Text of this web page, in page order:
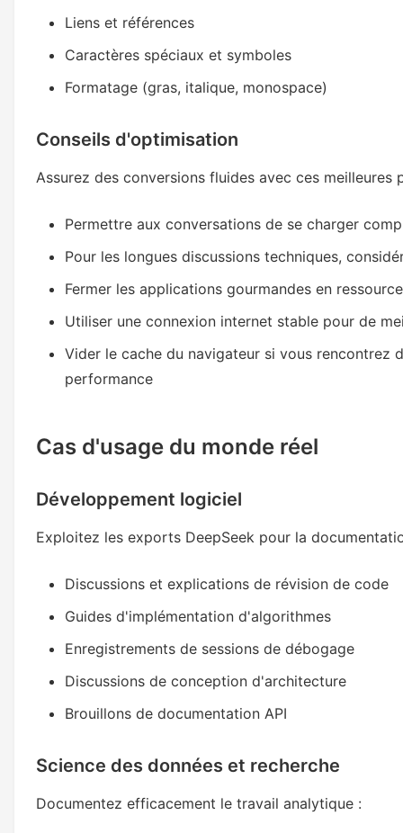
Liens et références
Caractères spéciaux et symboles
Formatage (gras, italique, monospace)
Conseils d'optimisation
Assurez des conversions fluides avec ces meilleures
Permettre aux conversations de se charger
Pour les longues discussions techniques,
Fermer les applications gourmandes en
Utiliser une connexion internet stable pour de
Vider le cache du navigateur si vous rencontrez
performance
Cas d'usage du monde réel
Développement logiciel
Exploitez les exports DeepSeek pour la
Discussions et explications de révision de code
Guides d'implémentation d'algorithmes
Enregistrements de sessions de débogage
Discussions de conception d'architecture
Brouillons de documentation API
Science des données et recherche
Documentez efficacement le travail analytique :